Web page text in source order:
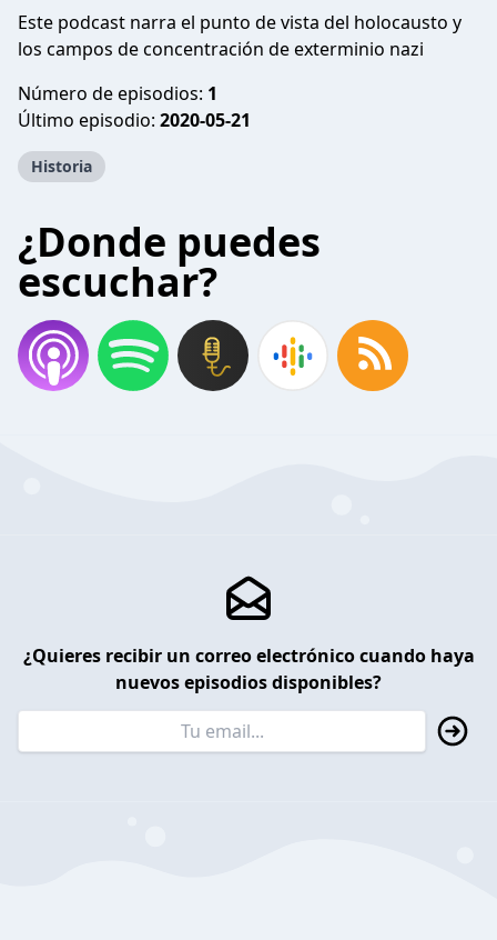
Este podcast narra el punto de vista del holocausto y
los campos de concentración de exterminio nazi
Número de episodios: 1
Último episodio: 2020-05-21
Historia
¿Donde puedes
escuchar?
¿Quieres recibir un correo electrónico cuando haya
nuevos episodios disponibles?